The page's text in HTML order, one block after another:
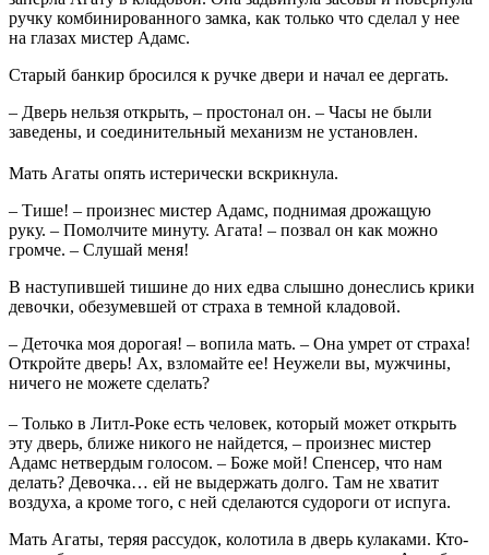
ручку комбинированного замка, как только что сделал у нее
на глазах мистер Адамс.
Старый банкир бросился к ручке двери и начал ее дергать.
– Дверь нельзя открыть, – простонал он. – Часы не были
заведены, и соединительный механизм не установлен.
Мать Агаты опять истерически вскрикнула.
– Тише! – произнес мистер Адамс, поднимая дрожащую
руку. – Помолчите минуту. Агата! – позвал он как можно
громче. – Слушай меня!
В наступившей тишине до них едва слышно донеслись крики
девочки, обезумевшей от страха в темной кладовой.
– Деточка моя дорогая! – вопила мать. – Она умрет от страха!
Откройте дверь! Ах, взломайте ее! Неужели вы, мужчины,
ничего не можете сделать?
– Только в Литл-Роке есть человек, который может открыть
эту дверь, ближе никого не найдется, – произнес мистер
Адамс нетвердым голосом. – Боже мой! Спенсер, что нам
делать? Девочка… ей не выдержать долго. Там не хватит
воздуха, а кроме того, с ней сделаются судороги от испуга.
Мать Агаты, теряя рассудок, колотила в дверь кулаками. Кто-